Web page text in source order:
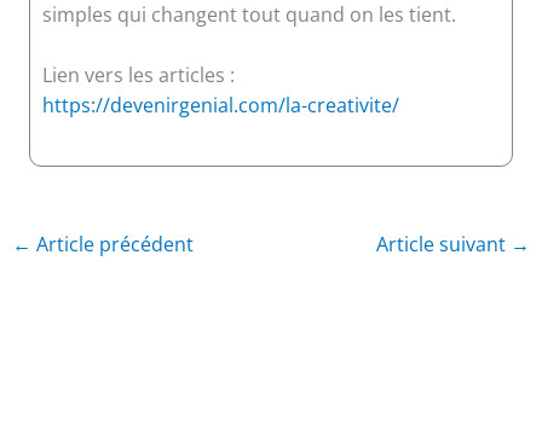
simples qui changent tout quand on les tient.
Lien vers les articles :
https://devenirgenial.com/la-creativite/
← Article précédent Article suivant →